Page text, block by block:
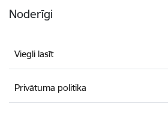
Noderīgi
Viegli lasīt
Privātuma politika